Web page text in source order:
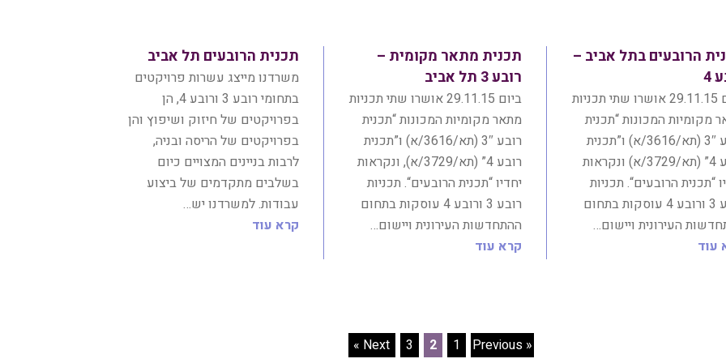
הרובעים בתל אביב –
4
ביום 29.11.15 אושרו שתי תכניות
מקומיות המכונות “תכנית
רובע 3″ (תא/3616/א) ו”תכנית
רובע 4” (תא/3729/א) ונקראות
“תכנית הרובעים“. תכניות
רובע 3 ורובע 4 עוסקות בתחום
העירונית ויישום…
עוד
תכנית מתאר מקומית –
רובע 3 תל אביב
ביום 29.11.15 אושרו שתי תכניות
מתאר מקומיות המכונות “תכנית
רובע 3″ (תא/3616/א) ו”תכנית
רובע 4” (תא/3729/א), ונקראות
יחדיו “תכנית הרובעים“. תכניות
רובע 3 ורובע 4 עוסקות בתחום
ההתחדשות העירונית ויישום…
קרא עוד
תכנית הרובעים תל אביב
משרדנו מייצג עשרות פרויקטים
בתחומי רובע 3 ורובע 4, הן
בפרויקטים של חיזוק ושיפוץ והן
בפרויקטים של הריסה ובניה,
לרבות בניינים המצויים כיום
בשלבים מתקדמים של ביצוע
עבודות. למשרדנו יש…
קרא עוד
« Previous
1
2
3
Next »